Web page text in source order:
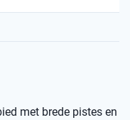
met brede pistes en